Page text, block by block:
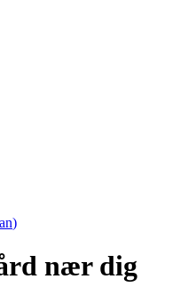
)
nær dig